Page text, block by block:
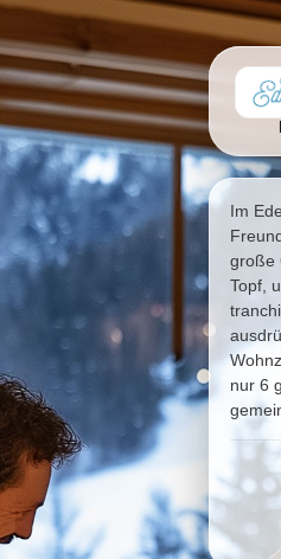
Im
große
Topf,
nur 6